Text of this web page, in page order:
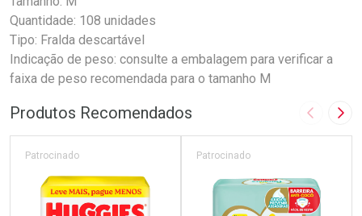
Quantidade: 108 unidades
Tipo: Fralda descartável
Indicação de peso: consulte a embalagem para verificar a
faixa de peso recomendada para o tamanho M
Produtos Recomendados Imagem
Patrocinado Patrocinado